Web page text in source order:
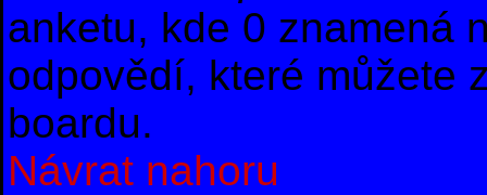
anketu, kde 0 znamená
odpovědí, které můžete
boardu.
Návrat nahoru